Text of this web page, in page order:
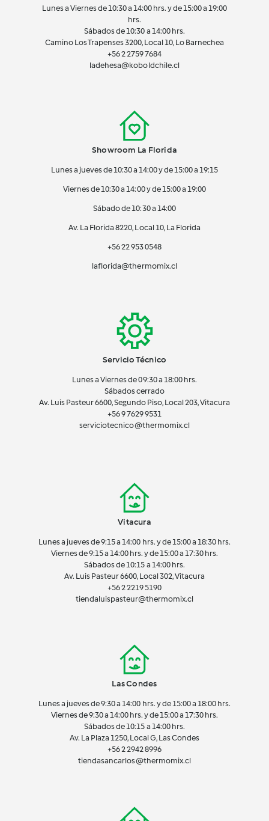
Lunes a Viernes de 10:30 a 14:00 hrs. y de 15:00 a 19:00
hrs.
Sábados de 10:30 a 14:00 hrs.
Camino Los Trapenses 3200, Local 10, Lo Barnechea
+56 22759 7684
ladehesa@koboldchile.cl
Showroom La Florida
Lunes a jueves de 10:30 a 14:00 y de 15:00 a 19:15
Viernes de 10:30 a 14:00 y de 15:00 a 19:00
Sábado de 10:30 a 14:00
Av. La Florida 8220, Local 10, La Florida
+56 22 953 0548
laflorida@thermomix.cl
Servicio Técnico
Lunes a Viernes de 09:30 a 18:00 hrs.
Sábados cerrado
Av. Luis Pasteur 6600, Segundo Piso, Local 203, Vitacura
+56 9 7629 9531
serviciotecnico@thermomix.cl
Vitacura
Lunes a jueves de 9:15 a 14:00 hrs. y de 15:00 a 18:30 hrs.
Viernes de 9:15 a 14:00 hrs. y de 15:00 a 17:30 hrs.
Sábados de 10:15 a 14:00 hrs.
Av. Luis Pasteur 6600, Local 302, Vitacura
+56 2 2219 5190
tiendaluispasteur@thermomix.cl
Las Condes
Lunes a jueves de 9:30 a 14:00 hrs. y de 15:00 a 18:00 hrs.
Viernes de 9:30 a 14:00 hrs. y de 15:00 a 17:30 hrs.
Sábados de 10:15 a 14:00 hrs.
Av. La Plaza 1250, Local G, Las Condes
+56 2 2942 8996
tiendasancarlos@thermomix.cl